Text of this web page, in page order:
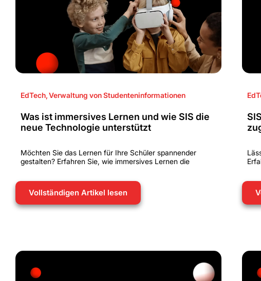
EdTech,Verwaltung von Studenteninformationen
Was ist immersives Lernen und wie SIS die
neue Technologie unterstützt
Möchten Sie das Lernen für Ihre Schüler spannender
gestalten? Erfahren Sie, wie immersives Lernen die
Vollständigen Artikel lesen